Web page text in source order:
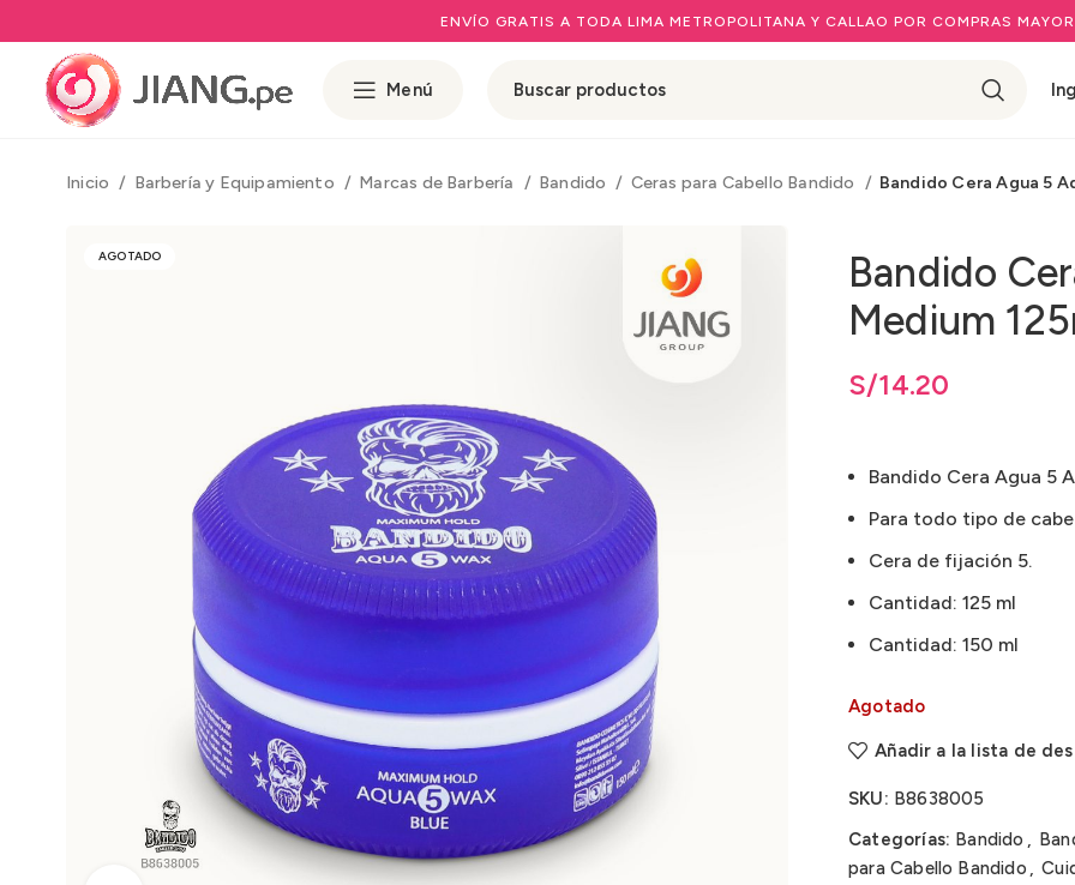
ENVÍO GRATIS A TODA LIMA METROPOLITANA Y CALLAO POR COMPRAS
Menú
Inicio Barbería y Equipamiento Marcas de Barbería Bandido Ceras para Cabello Bandido Bandido Cera Agua 5
AGOTADO
Bandido
Medium
S/14.20
Bandido Cera Agua 5
Para todo tipo de
Cera de fijación 5.
Cantidad: 125 ml
Cantidad: 150 ml
Agotado
Añadir a la lista de
SKU: B8638005
Categorías: Bandido ,
para Cabello Bandido ,